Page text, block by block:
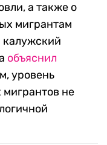
а также о
мигрантам
калужский
объяснил
уровень
не